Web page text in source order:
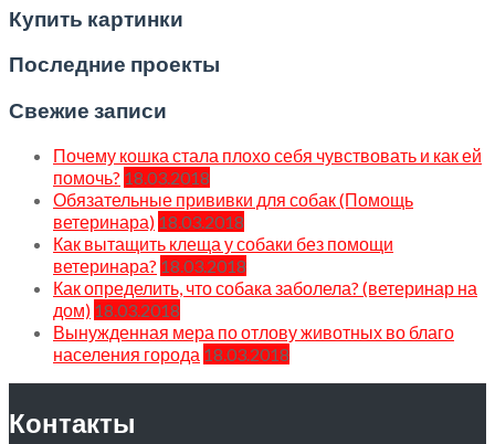
Купить картинки
Последние проекты
Свежие записи
Почему кошка стала плохо себя чувствовать и как ей
помочь? 18.03.2018
Обязательные прививки для собак (Помощь
ветеринара) 18.03.2018
Как вытащить клеща у собаки без помощи
ветеринара? 18.03.2018
Как определить, что собака заболела? (ветеринар на
дом) 18.03.2018
Вынужденная мера по отлову животных во благо
населения города 18.03.2018
Контакты